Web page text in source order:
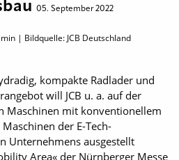
05. September 2022
min | Bildquelle: JCB Deutschland
kompakte Radlader und
will JCB u. a. auf der
Maschinen mit konventionellem
der E-Tech-
Unternehmens ausgestellt
Area« der Nürnberger Messe